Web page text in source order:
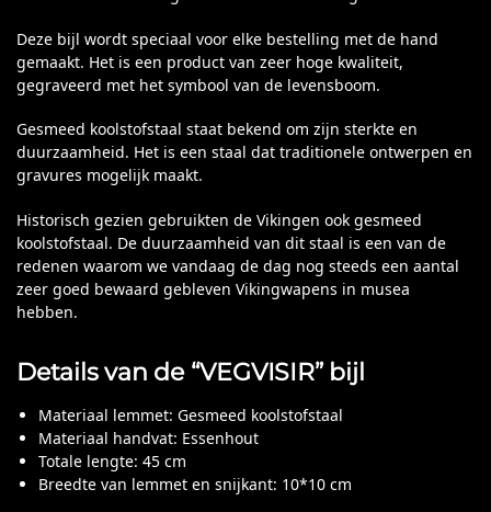
Deze bijl wordt speciaal voor elke bestelling met de hand
gemaakt. Het is een product van zeer hoge kwaliteit,
gegraveerd met het symbool van de levensboom.
Gesmeed koolstofstaal staat bekend om zijn sterkte en
duurzaamheid. Het is een staal dat traditionele ontwerpen en
gravures mogelijk maakt.
Historisch gezien gebruikten de Vikingen ook gesmeed
koolstofstaal. De duurzaamheid van dit staal is een van de
redenen waarom we vandaag de dag nog steeds een aantal
zeer goed bewaard gebleven Vikingwapens in musea
hebben.
Details van de “VEGVISIR” bijl
Materiaal lemmet: Gesmeed koolstofstaal
Materiaal handvat: Essenhout
Totale lengte: 45 cm
Breedte van lemmet en snijkant: 10*10 cm